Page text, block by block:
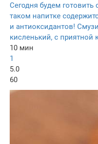
Сегодня будем
таком напитке
и антиоксидантов!
кисленький, с приятной
10 мин
1
5.0
60